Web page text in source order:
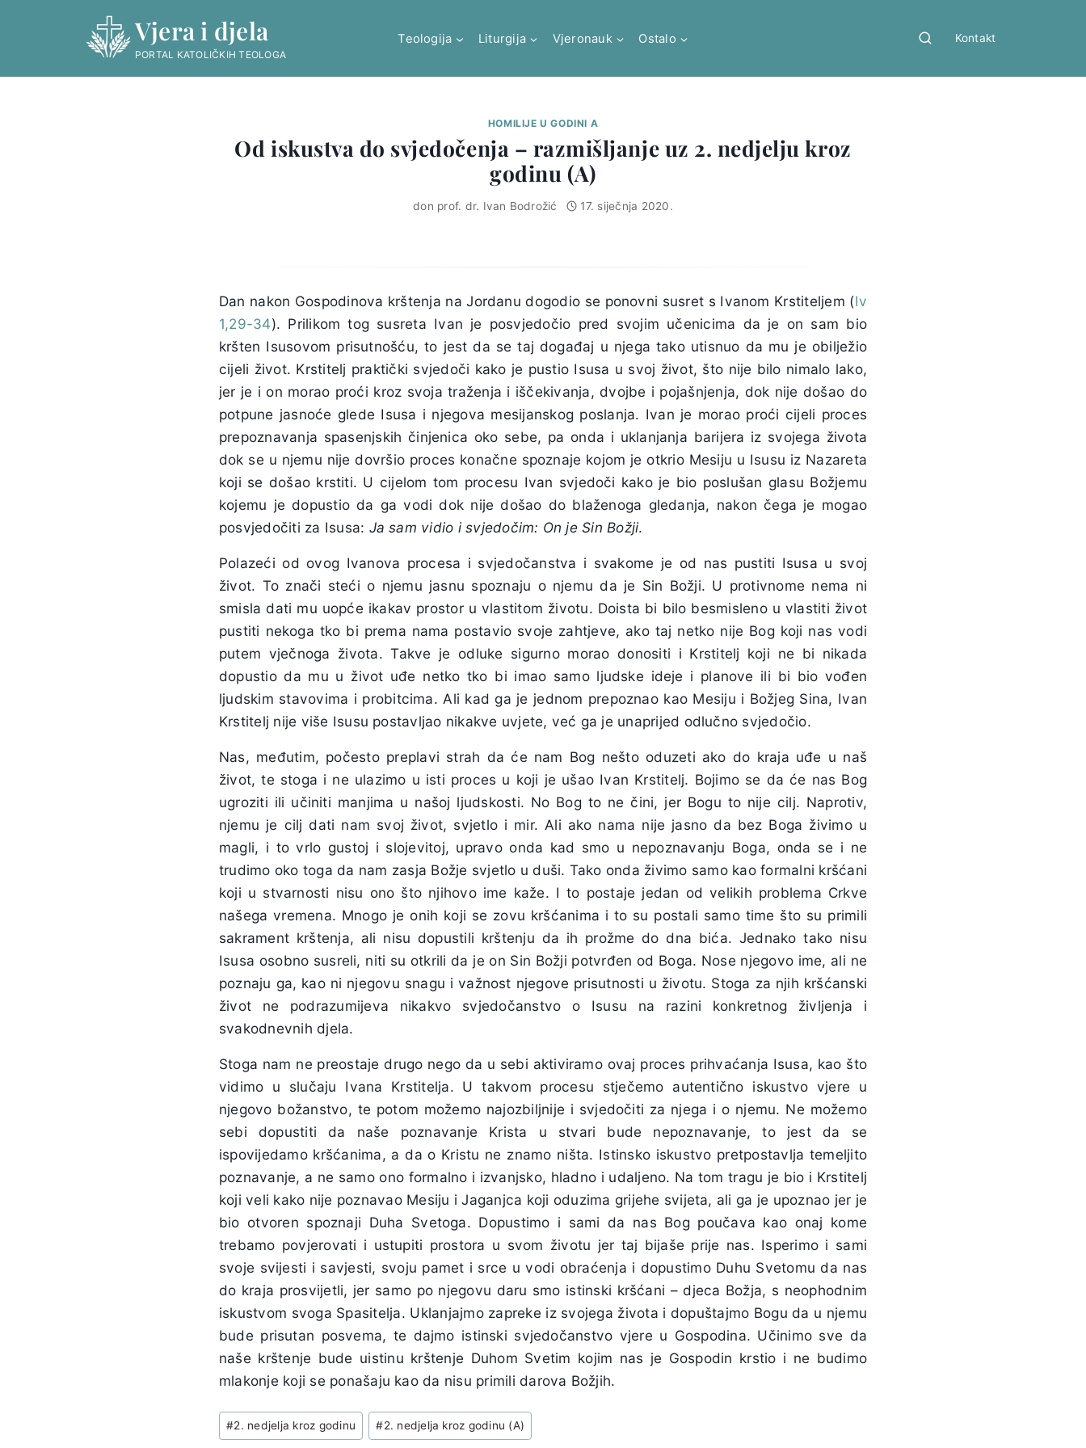
Vjera i djela
PORTAL KATOLIČKIH TEOLOGA
Teologija Liturgija Vjeronauk Ostalo Kontakt
HOMILIJE U GODINI A
Od iskustva do svjedočenja – razmišljanje uz 2. nedjelju kroz
godinu (A)
don prof. dr. Ivan Bodrožić 17. siječnja 2020.
Dan nakon Gospodinova krštenja na Jordanu dogodio se ponovni susret s Ivanom Krstiteljem (Iv
1,29-34). Prilikom tog susreta Ivan je posvjedočio pred svojim učenicima da je on sam bio
kršten Isusovom prisutnošću, to jest da se taj događaj u njega tako utisnuo da mu je obilježio
cijeli život. Krstitelj praktički svjedoči kako je pustio Isusa u svoj život, što nije bilo nimalo lako,
jer je i on morao proći kroz svoja traženja i iščekivanja, dvojbe i pojašnjenja, dok nije došao do
potpune jasnoće glede Isusa i njegova mesijanskog poslanja. Ivan je morao proći cijeli proces
prepoznavanja spasenjskih činjenica oko sebe, pa onda i uklanjanja barijera iz svojega života
dok se u njemu nije dovršio proces konačne spoznaje kojom je otkrio Mesiju u Isusu iz Nazareta
koji se došao krstiti. U cijelom tom procesu Ivan svjedoči kako je bio poslušan glasu Božjemu
kojemu je dopustio da ga vodi dok nije došao do blaženoga gledanja, nakon čega je mogao
posvjedočiti za Isusa: Ja sam vidio i svjedočim: On je Sin Božji.
Polazeći od ovog Ivanova procesa i svjedočanstva i svakome je od nas pustiti Isusa u svoj
život. To znači steći o njemu jasnu spoznaju o njemu da je Sin Božji. U protivnome nema ni
smisla dati mu uopće ikakav prostor u vlastitom životu. Doista bi bilo besmisleno u vlastiti život
pustiti nekoga tko bi prema nama postavio svoje zahtjeve, ako taj netko nije Bog koji nas vodi
putem vječnoga života. Takve je odluke sigurno morao donositi i Krstitelj koji ne bi nikada
dopustio da mu u život uđe netko tko bi imao samo ljudske ideje i planove ili bi bio vođen
ljudskim stavovima i probitcima. Ali kad ga je jednom prepoznao kao Mesiju i Božjeg Sina, Ivan
Krstitelj nije više Isusu postavljao nikakve uvjete, već ga je unaprijed odlučno svjedočio.
Nas, međutim, počesto preplavi strah da će nam Bog nešto oduzeti ako do kraja uđe u naš
život, te stoga i ne ulazimo u isti proces u koji je ušao Ivan Krstitelj. Bojimo se da će nas Bog
ugroziti ili učiniti manjima u našoj ljudskosti. No Bog to ne čini, jer Bogu to nije cilj. Naprotiv,
njemu je cilj dati nam svoj život, svjetlo i mir. Ali ako nama nije jasno da bez Boga živimo u
magli, i to vrlo gustoj i slojevitoj, upravo onda kad smo u nepoznavanju Boga, onda se i ne
trudimo oko toga da nam zasja Božje svjetlo u duši. Tako onda živimo samo kao formalni kršćani
koji u stvarnosti nisu ono što njihovo ime kaže. I to postaje jedan od velikih problema Crkve
našega vremena. Mnogo je onih koji se zovu kršćanima i to su postali samo time što su primili
sakrament krštenja, ali nisu dopustili krštenju da ih prožme do dna bića. Jednako tako nisu
Isusa osobno susreli, niti su otkrili da je on Sin Božji potvrđen od Boga. Nose njegovo ime, ali ne
poznaju ga, kao ni njegovu snagu i važnost njegove prisutnosti u životu. Stoga za njih kršćanski
život ne podrazumijeva nikakvo svjedočanstvo o Isusu na razini konkretnog življenja i
svakodnevnih djela.
Stoga nam ne preostaje drugo nego da u sebi aktiviramo ovaj proces prihvaćanja Isusa, kao što
vidimo u slučaju Ivana Krstitelja. U takvom procesu stječemo autentično iskustvo vjere u
njegovo božanstvo, te potom možemo najozbiljnije i svjedočiti za njega i o njemu. Ne možemo
sebi dopustiti da naše poznavanje Krista u stvari bude nepoznavanje, to jest da se
ispovijedamo kršćanima, a da o Kristu ne znamo ništa. Istinsko iskustvo pretpostavlja temeljito
poznavanje, a ne samo ono formalno i izvanjsko, hladno i udaljeno. Na tom tragu je bio i Krstitelj
koji veli kako nije poznavao Mesiju i Jaganjca koji oduzima grijehe svijeta, ali ga je upoznao jer je
bio otvoren spoznaji Duha Svetoga. Dopustimo i sami da nas Bog poučava kao onaj kome
trebamo povjerovati i ustupiti prostora u svom životu jer taj bijaše prije nas. Isperimo i sami
svoje svijesti i savjesti, svoju pamet i srce u vodi obraćenja i dopustimo Duhu Svetomu da nas
do kraja prosvijetli, jer samo po njegovu daru smo istinski kršćani – djeca Božja, s neophodnim
iskustvom svoga Spasitelja. Uklanjajmo zapreke iz svojega života i dopuštajmo Bogu da u njemu
bude prisutan posvema, te dajmo istinski svjedočanstvo vjere u Gospodina. Učinimo sve da
naše krštenje bude uistinu krštenje Duhom Svetim kojim nas je Gospodin krstio i ne budimo
mlakonje koji se ponašaju kao da nisu primili darova Božjih.
Post
Tags:
#2. nedjelja kroz godinu #2. nedjelja kroz godinu (A)